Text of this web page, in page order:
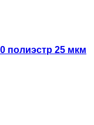
полиэстр 25 мкм